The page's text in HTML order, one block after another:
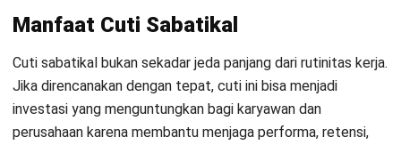
Membuat operasional tim lebih matang dan tidak
serah terima dan penunjukan PIC, tim terdorong
membangun dokumentasi, SOP, dan pembagian
tanggung jawab yang lebih jelas. Hasilnya, operasional